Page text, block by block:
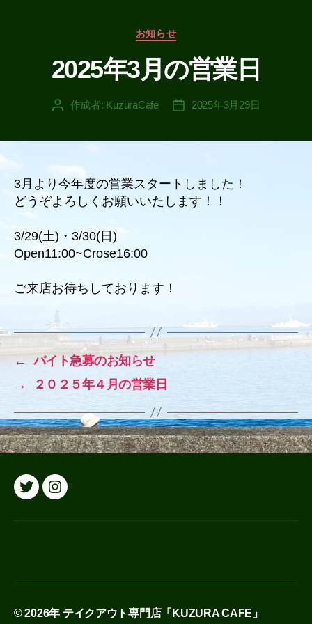
カ
ゴ
リ
お知らせ
2025年3月の営業日
投 作成者: KuzuraCafe
投
2025年3月29日
3月より今年度の営業スタートしました！
どうぞよろしくお願いいたします！！
3/29(土)・3/30(日)
Open11:00~Crose16:00
ご来店お待ちしております！
← バイト急募のお知らせ
→
２０２５年４月の営業日
TwitterInstagram
© 2026年 テイクアウト専門店「KUZURA CAFE」